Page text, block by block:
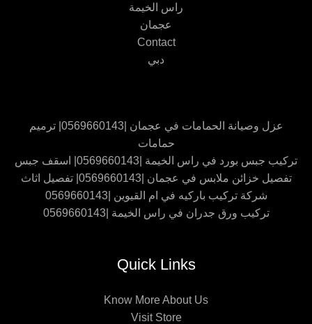
راس الخيمة
عجمان
Contact
دبي
عزل وصيانة الحمامات في عجمان |0569660143| ترميم
حمامات
تركيب جبس بورد في راس الخيمة |0569660143| اسقف جبس
تفصيل خزائن ملابس في عجمان |0569660143| تفصيل اثاث
شركة تركيب باركيه في ام القيوين |0569660143
تركيب ورق جدران في راس الخيمة |0569660143
Quick Links
Know More About Us
Visit Store